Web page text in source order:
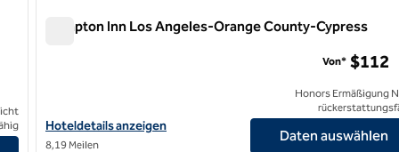
anzeigen
Hampton Inn Los Angeles-Orange County-Cypress
Hoteldetails für das Hampton Inn Los Angeles-Orange County-
Hoteldetails anzeigen
8,19 Meilen
Von* $112
Honors Ermäßigung
Daten auswählen